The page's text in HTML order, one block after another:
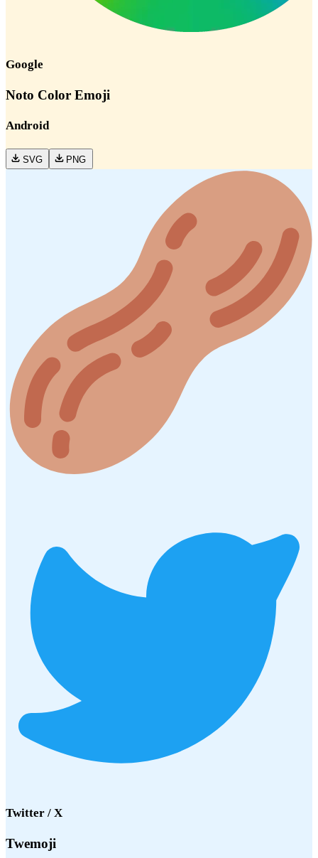
Google
Noto Color Emoji
Android
SVG PNG
Twitter / X
Twemoji